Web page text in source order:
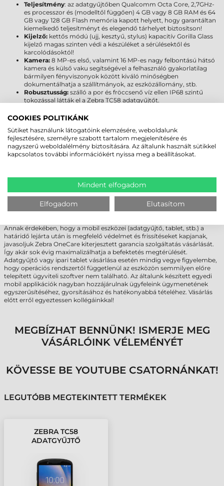
Teljesítmény: az adatgyűjtőben Qualcomm Octa Core, 2,7GHz-
es processzor és (modelltől függően) 4 GB vagy 8 GB RAM és 64
GB vagy 128 GB Flash memória kapott helyett, hogy garantáltan
kiemelkedő teljesítményt és elegendő tárhelyet biztosítson!
Kijelző: kettős módú (ujj, kesztyű, stylus) kapacitív Gorilla Glass
kijelző magas szinten védi a készüléket a sérülésektől és
karcolódásoktól!
Kamera: 8 MP-es első, valamint 16 MP-es nagy felbontású hátsó
kamera és külső vaku segítségével a felhasználó gyakorlatilag
bármilyen fényviszonyok között kiváló minőségben
dokumentálhatja a szállítmányok, az eszközállomány, stb.
Robusztusság: szálló a por és fröccsenő víz ellen IP68 szintű
tokozással látták el a Zebra TC58 adatgyűjtőt.
technológiák (Bluetooth, Wi-Fi) állnak rendelkezésre, hogy bárhol
5G:a Zebra TC58 adatgyűjtőbe SIM kártya helyezhető, így bárhol
online és elérhető maradhat.
Kézi vagy pisztoly kivitel:a Zebra TC53 egy opcionálisan
vásárolható pisztoly fogónyél segítségével bármikor átalakítható
LEGYEN MINDIG NAPRAKÉSZ!
A Zebra Technologies termékeihez alapesetben 90 napos ingyenes
support szolgáltatást biztosít. A támogatási időszak alatt az eszközökre
Annak érdekében, hogy a mobil eszközei (adatgyűjtő, tablet, stb.) a
határidő lejárta után is megfelelő védelmet és frissítéseket kapjanak,
javasoljuk Zebra OneCare kiterjesztett garancia szolgáltatás vásárlását.
Így akár sok évig maximalizálhatja a befektetés megtérülését.
Adatgyűjtő vagy ipari tablet vásárlása esetén mindig vegye figyelembe,
hogy operációs rendszertől függetlenül az eszközön semmilyen előre
telepített ügyviteli szoftver nem található. Az általunk készített egyedi
mobil applikációk nagyban hozzájárulnak ügyfeleink ügymenetének
egyszerűsítéséhez, gyorsításához és hatékonyabbá tételéhez. Vásárlás
előtt erről egyeztessen kollégáinkkal!
MEGBÍZHAT BENNÜNK! ISMERJE MEG
VÁSÁRLÓINK VÉLEMÉNYÉT
KÖVESSE BE YOUTUBE CSATORNÁNKAT!
LEGUTÓBB MEGTEKINTETT TERMÉKEK
ZEBRA TC58
ADATGYŰJTŐ
COOKIES POLITIKÁNK
Sütiket használunk látogatóink elemzésére, weboldalunk
fejlesztésére, személyre szabott tartalom megjelenítésére és
nagyszerű weboldalélmény biztosítására. Az általunk használt sütikkel
kapcsolatos további információkért nyissa meg a beállításokat.
Mindent elfogadom
Elfogadom Elutasítom